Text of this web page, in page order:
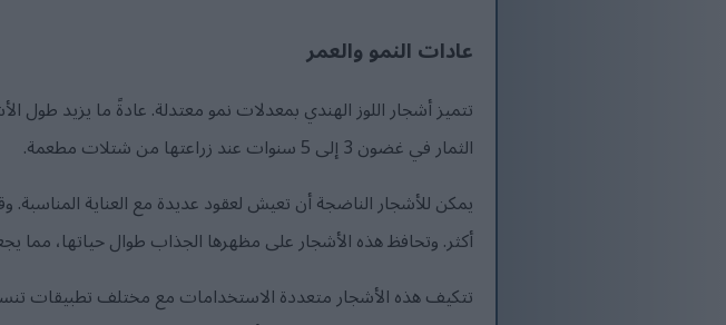
عادات النمو والعمر
الثمار في غضون 3 إلى 5 سنوات عند زراعتها من شتلات مطعمة.
يمكن للأشجار الناضجة أن تعيش لعقود عديدة مع العناية المناسبة.
أكثر. وتحافظ هذه الأشجار على مظهرها الجذاب طوال حياتها، مما
تتكيف هذه الأشجار متعددة الاستخدامات مع مختلف تطبيقات